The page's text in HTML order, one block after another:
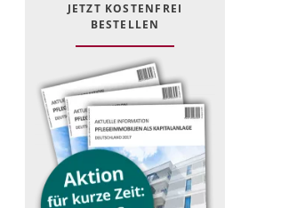
JETZT KOSTEN­FREI
BESTELLEN